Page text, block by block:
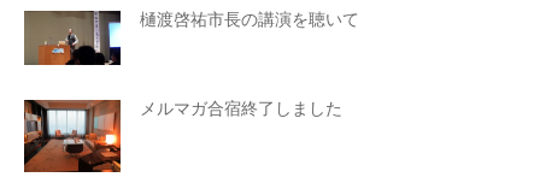
樋渡啓祐市長の講演を聴いて
メルマガ合宿終了しました